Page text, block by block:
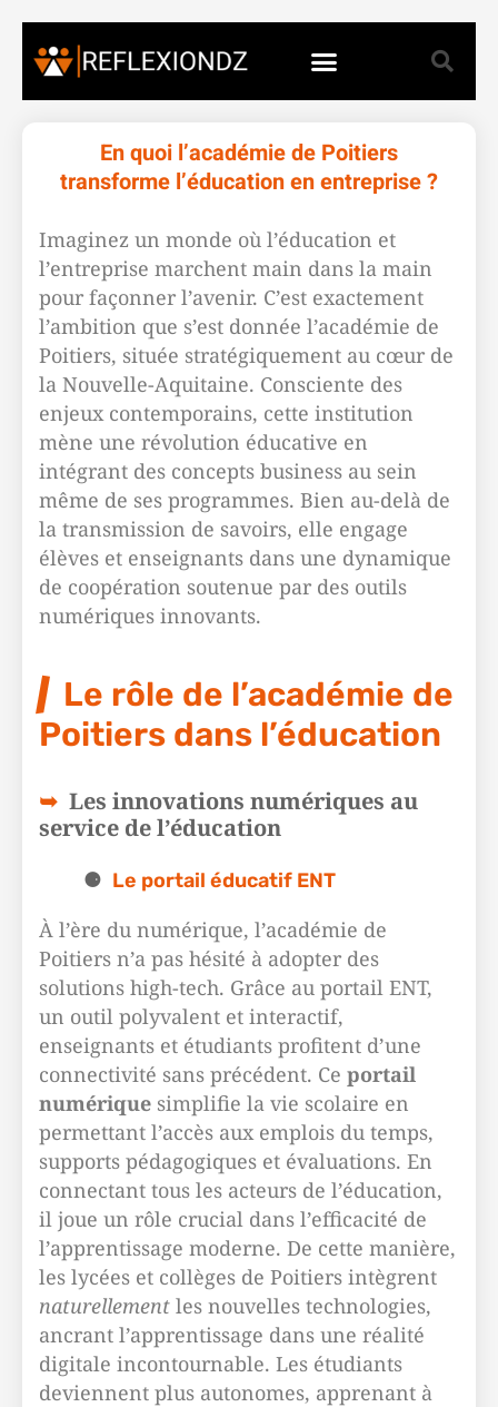
En quoi l’académie de Poitiers
transforme l’éducation en entreprise ?
Imaginez un monde où l’éducation et
l’entreprise marchent main dans la main
pour façonner l’avenir. C’est exactement
l’ambition que s’est donnée l’académie de
Poitiers, située stratégiquement au cœur de
la Nouvelle-Aquitaine. Consciente des
enjeux contemporains, cette institution
mène une révolution éducative en
intégrant des concepts business au sein
même de ses programmes. Bien au-delà de
la transmission de savoirs, elle engage
élèves et enseignants dans une dynamique
de coopération soutenue par des outils
numériques innovants.
Le rôle de l’académie de
Poitiers dans l’éducation
Les innovations numériques au
service de l’éducation
Le portail éducatif ENT
À l’ère du numérique, l’académie de
Poitiers n’a pas hésité à adopter des
solutions high-tech. Grâce au portail ENT,
un outil polyvalent et interactif,
enseignants et étudiants profitent d’une
connectivité sans précédent. Ce portail
numérique simplifie la vie scolaire en
permettant l’accès aux emplois du temps,
supports pédagogiques et évaluations. En
connectant tous les acteurs de l’éducation,
il joue un rôle crucial dans l’efficacité de
l’apprentissage moderne. De cette manière,
les lycées et collèges de Poitiers intègrent
naturellement les nouvelles technologies,
ancrant l’apprentissage dans une réalité
digitale incontournable. Les étudiants
deviennent plus autonomes, apprenant à